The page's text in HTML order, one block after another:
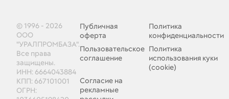
© 1996 - 2026
ООО
"УРАЛПРОМБАЗА".
Все права
защищены.
ИНН: 6664043884
КПП: 667101001
ОГРН:
Публичная
оферта
Политика
конфиденциальности
Пользовательское
соглашение
Политика
использования куки
(cookie)
Согласие на
рекламные